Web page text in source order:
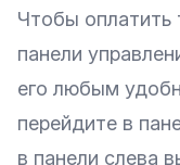
Чтобы оплатить
панели
его любым
перейдите в
в панели слева